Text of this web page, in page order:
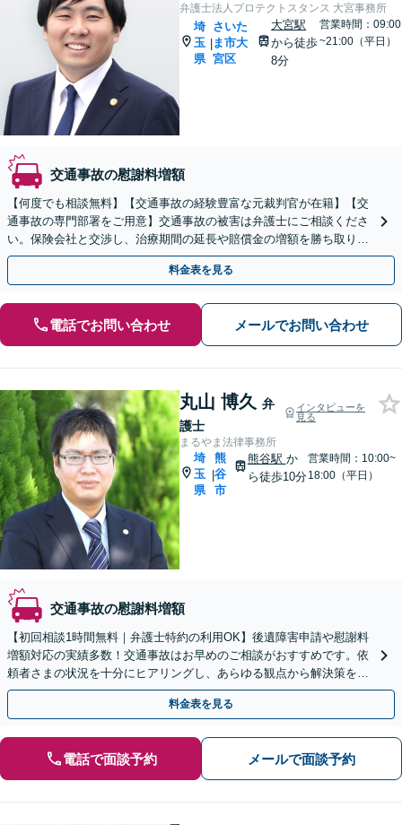
弁護士法人プロテクトスタンス 大宮事務所
埼
玉
県
|
さいた
ま市大
宮区
大宮駅
から徒歩
8分
営業時間：09:00
~21:00（平日）
交通事故の慰謝料増額
【何度でも相談無料】【交通事故の経験豊富な元裁判官が在籍】【交
通事故の専門部署をご用意】交通事故の被害は弁護士にご相談くださ
い。保険会社と交渉し、治療期間の延長や賠償金の増額を勝ち取りま
す。後遺障害の等級認定の手続きなどもお任せください。
料金表を見る
電話でお問い合わせ メールでお問い合わせ
丸山 博久 弁
護士
インタビューを
見る
まるやま法律事務所
埼
玉
県
|
熊
谷
市
熊谷駅 か
ら徒歩10分
営業時間：10:00~
18:00（平日）
交通事故の慰謝料増額
【初回相談1時間無料｜弁護士特約の利用OK】後遺障害申請や慰謝料
増額対応の実績多数！交通事故はお早めのご相談がおすすめです。依
頼者さまの状況を十分にヒアリングし、あらゆる観点から解決策をご
提案いたします【熊谷駅徒歩10分】
料金表を見る
電話で面談予約 メールで面談予約